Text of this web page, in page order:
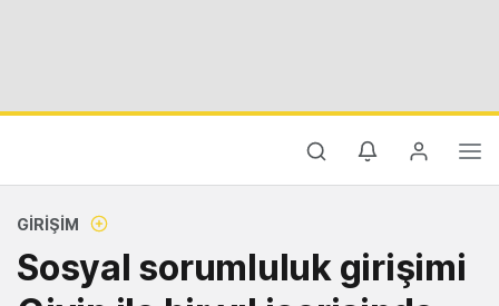
GIRIŞIM
Sosyal sorumluluk girişimi